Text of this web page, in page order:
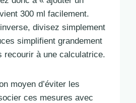
300 ml facilement.
divisez simplement
simplifient grandement
recourir à une calculatrice.
moyen d’éviter les
ces mesures avec